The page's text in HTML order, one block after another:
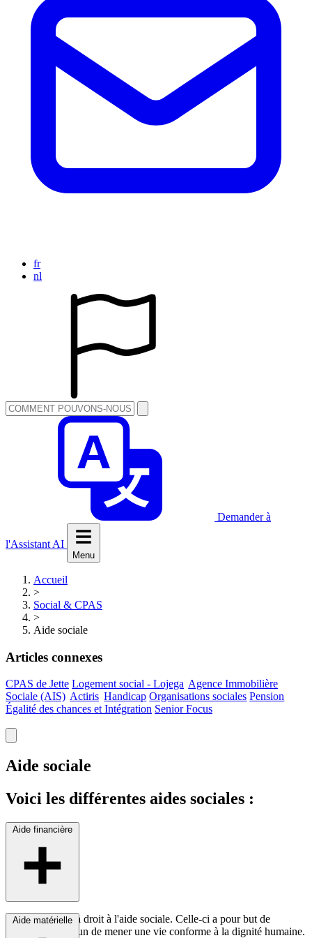
fr
nl
Demander à
l'Assistant AI
Menu
Accueil
>
Social & CPAS
>
Aide sociale
Articles connexes
CPAS de Jette Logement social - Lojega Agence Immobilière
Sociale (AIS) Actiris Handicap Organisations sociales Pension
Égalité des chances et Intégration Senior Focus
Aide sociale
Voici les différentes aides sociales :
Aide financière
Toute personne a droit à l'aide sociale. Celle-ci a pour but de
permettre à chacun de mener une vie conforme à la dignité humaine.
Aide matérielle